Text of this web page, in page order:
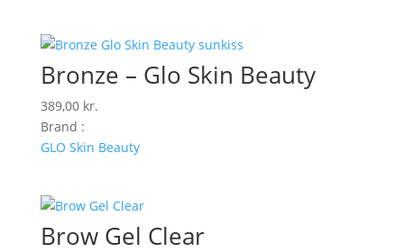
Bronze – Glo Skin Beauty
389,00 kr.
Brand :
GLO Skin Beauty
Brow Gel Clear